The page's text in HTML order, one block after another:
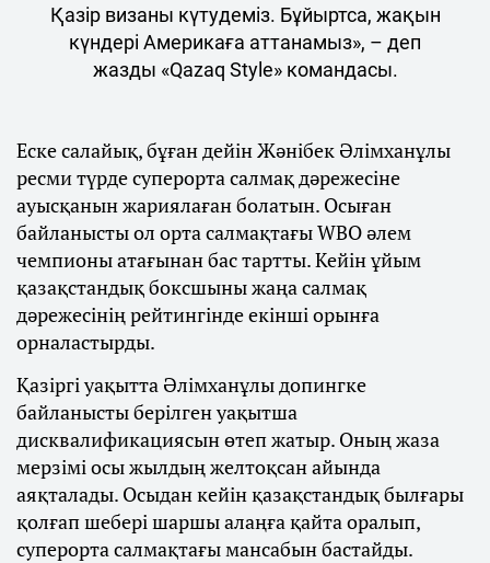
Қазір визаны күтудеміз. Бұйыртса, жақын
күндері Америкаға аттанамыз», – деп
жазды «Qazaq Style» командасы.
Еске салайық, бұған дейін Жәнібек Әлімханұлы
ресми түрде суперорта салмақ дәрежесіне
ауысқанын жариялаған болатын. Осыған
байланысты ол орта салмақтағы WBO әлем
чемпионы атағынан бас тартты. Кейін ұйым
қазақстандық боксшыны жаңа салмақ
дәрежесінің рейтингінде екінші орынға
орналастырды.
Қазіргі уақытта Әлімханұлы допингке
байланысты берілген уақытша
дисквалификациясын өтеп жатыр. Оның жаза
мерзімі осы жылдың желтоқсан айында
аяқталады. Осыдан кейін қазақстандық былғары
қолғап шебері шаршы алаңға қайта оралып,
суперорта салмақтағы мансабын бастайды.